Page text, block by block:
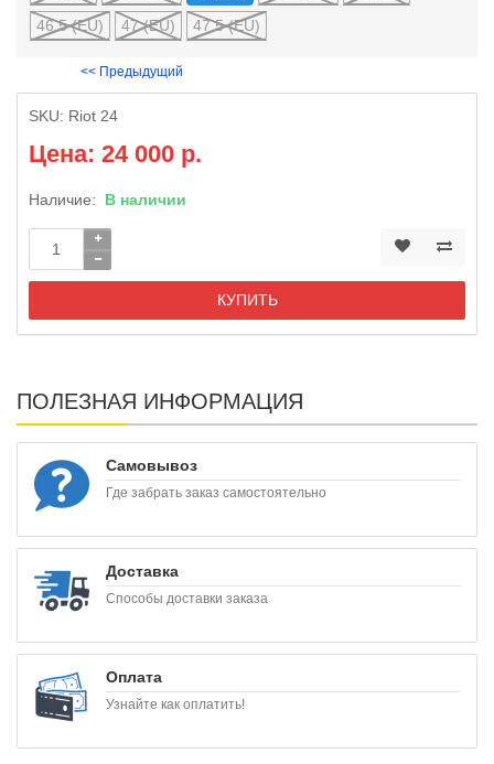
46.5 (EU)
47 (EU) 47.5 (EU)
<< Предыдущий
SKU: Riot 24
Цена: 24 000 р.
Наличие: В наличии
КУПИТЬ
ПОЛЕЗНАЯ ИНФОРМАЦИЯ
Самовывоз
Где забрать заказ самостоятельно
Доставка
Способы доставки заказа
Оплата
Узнайте как оплатить!